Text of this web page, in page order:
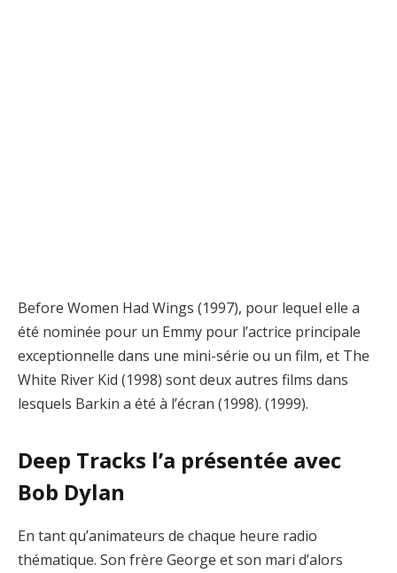
Before Women Had Wings (1997), pour lequel elle a
été nominée pour un Emmy pour l’actrice principale
exceptionnelle dans une mini-série ou un film, et The
White River Kid (1998) sont deux autres films dans
lesquels Barkin a été à l’écran (1998). (1999).
Deep Tracks l’a présentée avec
Bob Dylan
En tant qu’animateurs de chaque heure radio
thématique. Son frère George et son mari d’alors